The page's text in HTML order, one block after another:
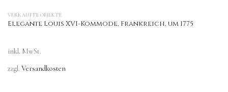
VERKAUFTE OBJEKTE
Elegante Louis XVI-Kommode, Frankreich, um 1775
inkl. MwSt.
zzgl. Versandkosten